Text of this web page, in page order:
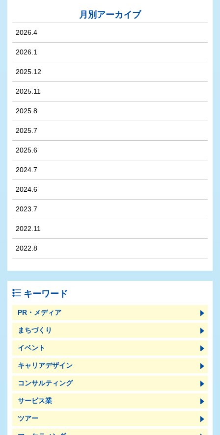
月別アーカイブ
2026.4
2026.1
2025.12
2025.11
2025.8
2025.7
2025.6
2024.7
2024.6
2023.7
2022.11
2022.8
キーワード
PR・メディア
まちづくり
イベント
キャリアデザイン
コンサルティング
サービス業
ツアー